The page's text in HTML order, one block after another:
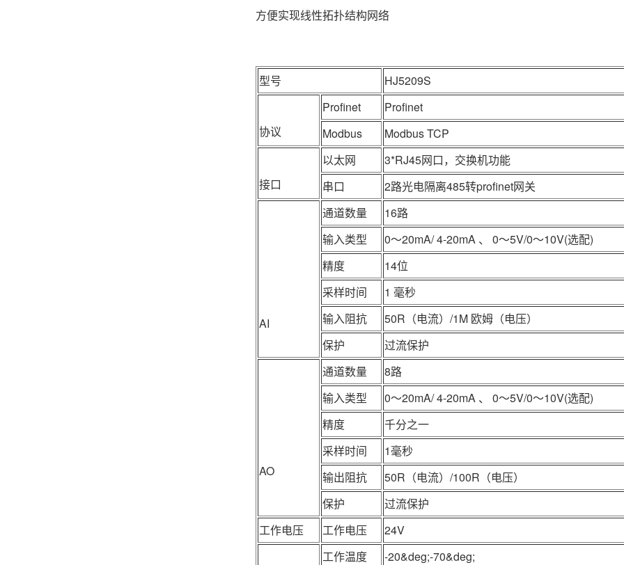
方便实现线性拓扑结构网络
型号 HJ5209S
协议
Profinet
Profinet
Modbus
Modbus TCP
接口
以太网
3*RJ45网口，交换机功能
串口
2路光电隔离485转profinet网关
AI
通道数量
16路
输入类型
0～20mA/ 4-20mA 、 0～5V/0～10V(选配)
精度
14位
采样时间
1 毫秒
输入阻抗
50R（电流）/1M 欧姆（电压）
保护
过流保护
AO
通道数量
8路
输入类型
0～20mA/ 4-20mA 、 0～5V/0～10V(选配)
精度
千分之一
采样时间
1毫秒
输出阻抗
50R（电流）/100R（电压）
保护
过流保护
工作电压
工作电压 24V
工作温度
-20&deg;-70&deg;